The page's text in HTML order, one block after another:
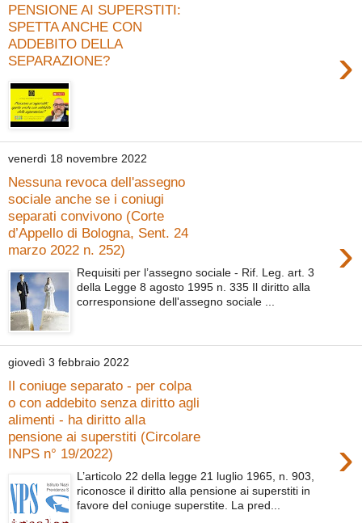
PENSIONE AI SUPERSTITI:
SPETTA ANCHE CON
ADDEBITO DELLA
SEPARAZIONE?
›
venerdì 18 novembre 2022
Nessuna revoca dell'assegno
sociale anche se i coniugi
separati convivono (Corte
d’Appello di Bologna, Sent. 24
marzo 2022 n. 252)
›
Requisiti per l’assegno sociale - Rif. Leg. art. 3
della Legge 8 agosto 1995 n. 335 Il diritto alla
corresponsione dell'assegno sociale ...
giovedì 3 febbraio 2022
Il coniuge separato - per colpa
o con addebito senza diritto agli
alimenti - ha diritto alla
pensione ai superstiti (Circolare
INPS n° 19/2022)
›
L’articolo 22 della legge 21 luglio 1965, n. 903,
riconosce il diritto alla pensione ai superstiti in
favore del coniuge superstite. La pred...